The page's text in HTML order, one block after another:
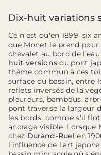
Dix-huit variations
Ce n'est qu'en 1899, six
que Monet le prend
chevalet au bord de
huit versions du pont
thème commun à ces
surface du bassin, entre
reflets inversés de la
pleureurs, bambous,
pont traverse la largeur
les bords, comme s'il
ancrage visible. Lorsque
chez Durand-Ruel en
l'influence de l'art